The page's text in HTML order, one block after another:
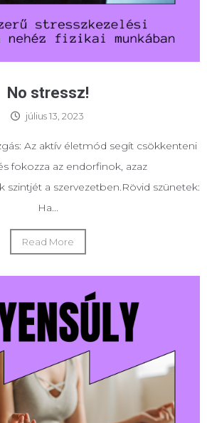
No stressz!
július 13, 2023
Az aktív életmód segít csökkenteni
fokozza az endorfinok, azaz
a szervezetben.Rövid szünetek:
Ha...
Read More